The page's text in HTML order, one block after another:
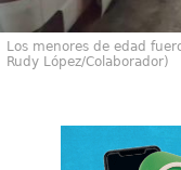
Los menores de edad
Rudy López/Colaborador)